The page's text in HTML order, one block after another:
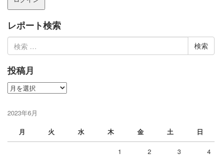
レポート検索
索:
投稿月
投
月
2023年6月
月
火 水 木 金 土 日
1 2 3 4